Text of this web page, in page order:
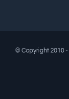
© Copyright 2010 -